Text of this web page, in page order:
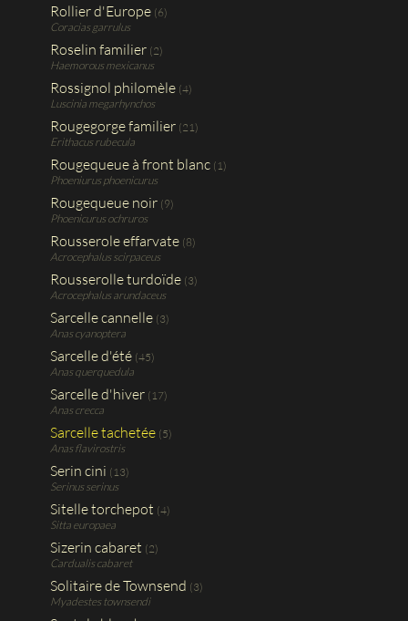
Rollier d'Europe (6)
Coracias garrulus
Roselin familier (2)
Haemorous mexicanus
Rossignol philomèle (4)
Luscinia megarhynchos
Rougegorge familier (21)
Erithacus rubecula
Rougequeue à front blanc (1)
Phoeniurus phoenicurus
Rougequeue noir (9)
Phoenicurus ochruros
Rousserole effarvate (8)
Acrocephalus scirpaceus
Rousserolle turdoïde (3)
Acrocephalus arundaceus
Sarcelle cannelle (3)
Anas cyanoptera
Sarcelle d'été (45)
Anas querquedula
Sarcelle d'hiver (17)
Anas crecca
Sarcelle tachetée (5)
Anas flavirostris
Serin cini (13)
Serinus serinus
Sitelle torchepot (4)
Sitta europaea
Sizerin cabaret (2)
Cardualis cabaret
Solitaire de Townsend (3)
Myadestes townsendi